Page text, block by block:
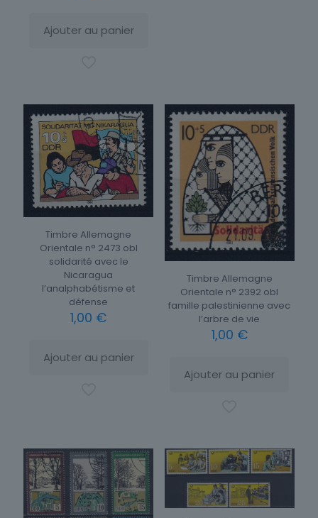
Ajouter au panier
Timbre Allemagne
Orientale n° 2473 obl
solidarité avec le
Nicaragua
l’analphabétisme et
défense
1,00 €
Ajouter au panier
Timbre Allemagne
Orientale n° 2392 obl
famille palestinienne avec
l’arbre de vie
1,00 €
Ajouter au panier